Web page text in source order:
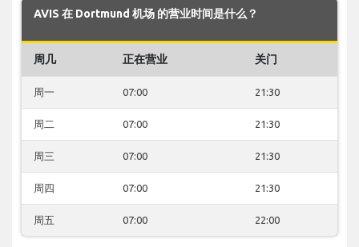
AVIS 在 Dortmund 机场 的营业时间是什么？
周几 正在营业 关门
周一 07:00 21:30
周二 07:00 21:30
周三 07:00 21:30
周四 07:00 21:30
周五 07:00 22:00